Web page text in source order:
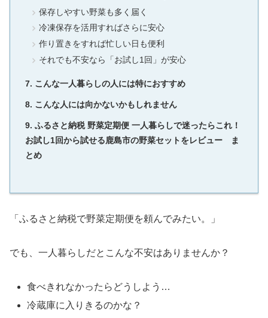
保存しやすい野菜も多く届く
冷凍保存を活用すればさらに安心
作り置きをすれば忙しい日も便利
それでも不安なら「お試し1回」が安心
こんな一人暮らしの人には特におすすめ
こんな人には向かないかもしれません
ふるさと納税 野菜定期便 一人暮らしで迷ったらこれ！
お試し1回から試せる鹿島市の野菜セットをレビュー ま
とめ
「ふるさと納税で野菜定期便を頼んでみたい。」
でも、一人暮らしだとこんな不安はありませんか？
食べきれなかったらどうしよう…
冷蔵庫に入りきるのかな？